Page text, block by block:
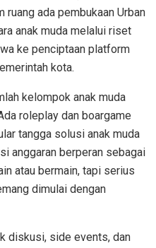
ruang ada pembukaan Urban
anak muda melalui riset
ke penciptaan platform
kota.
kelompok anak muda
roleplay dan boargame
tangga solusi anak muda
anggaran berperan sebagai
atau bermain, tapi serius
dimulai dengan
diskusi, side events, dan